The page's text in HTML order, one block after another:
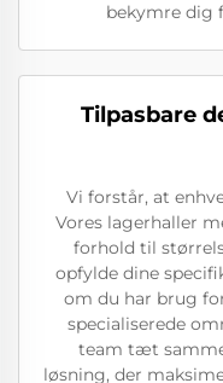
bekymre dig
Tilpasbare
Vi forstår, at
Vores lagerhaller
forhold til
opfylde dine
om du har brug
specialiserede
team tæt
løsning, der